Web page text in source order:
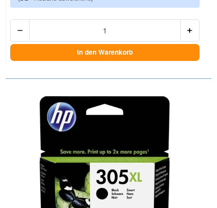
In den Warenkorb